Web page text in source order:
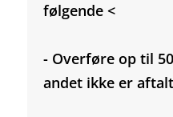
følgende <
- Overføre op til
andet ikke er